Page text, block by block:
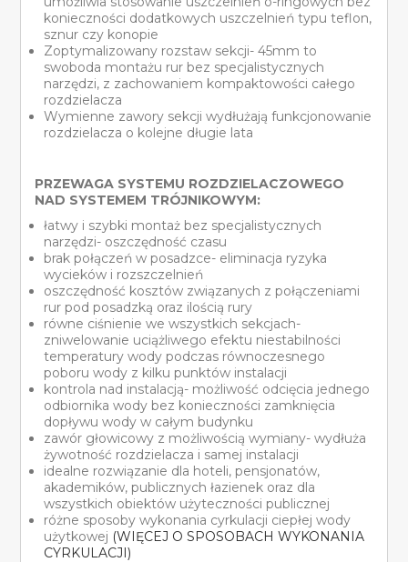
konieczności dodatkowych uszczelnień typu teflon,
sznur czy konopie
Zoptymalizowany rozstaw sekcji- 45mm to
swoboda montażu rur bez specjalistycznych
narzędzi, z zachowaniem kompaktowości całego
rozdzielacza
Wymienne zawory sekcji wydłużają funkcjonowanie
rozdzielacza o kolejne długie lata
PRZEWAGA SYSTEMU ROZDZIELACZOWEGO
NAD SYSTEMEM TRÓJNIKOWYM:
łatwy i szybki montaż bez specjalistycznych
narzędzi- oszczędność czasu
brak połączeń w posadzce- eliminacja ryzyka
wycieków i rozszczelnień
oszczędność kosztów związanych z połączeniami
rur pod posadzką oraz ilością rury
równe ciśnienie we wszystkich sekcjach-
zniwelowanie uciążliwego efektu niestabilności
temperatury wody podczas równoczesnego
poboru wody z kilku punktów instalacji
kontrola nad instalacją- możliwość odcięcia jednego
odbiornika wody bez konieczności zamknięcia
dopływu wody w całym budynku
zawór głowicowy z możliwością wymiany- wydłuża
żywotność rozdzielacza i samej instalacji
idealne rozwiązanie dla hoteli, pensjonatów,
akademików, publicznych łazienek oraz dla
wszystkich obiektów użyteczności publicznej
różne sposoby wykonania cyrkulacji ciepłej wody
użytkowej (WIĘCEJ O SPOSOBACH WYKONANIA
CYRKULACJI)